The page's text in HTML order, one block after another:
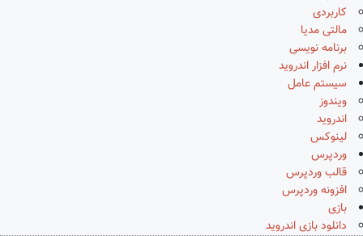
کاربردی
مالتی مدیا
برنامه نویسی
نرم افزار اندروید
سیستم عامل
ویندوز
اندروید
لینوکس
وردپرس
قالب وردپرس
افزونه وردپرس
بازی
دانلود بازی اندروید